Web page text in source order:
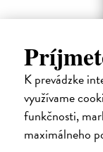
K prevádzke
využívame
funkčnosti,
maximálneho
Tramwaj
Sagitarius Petr|
Tramwaj Cafe je
sbíhají všechny
musí vyřešit
Jak…